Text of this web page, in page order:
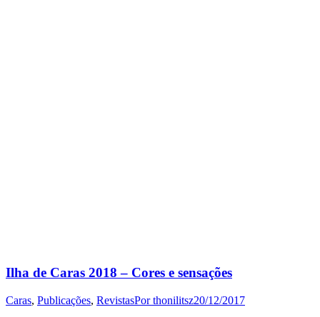
Ilha de Caras 2018 – Cores e sensações
Caras, Publicações, RevistasPorthonilitsz20/12/2017